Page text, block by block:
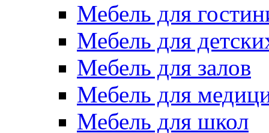
Мебель для
Мебель для
Мебель для залов
Мебель для
Мебель для школ